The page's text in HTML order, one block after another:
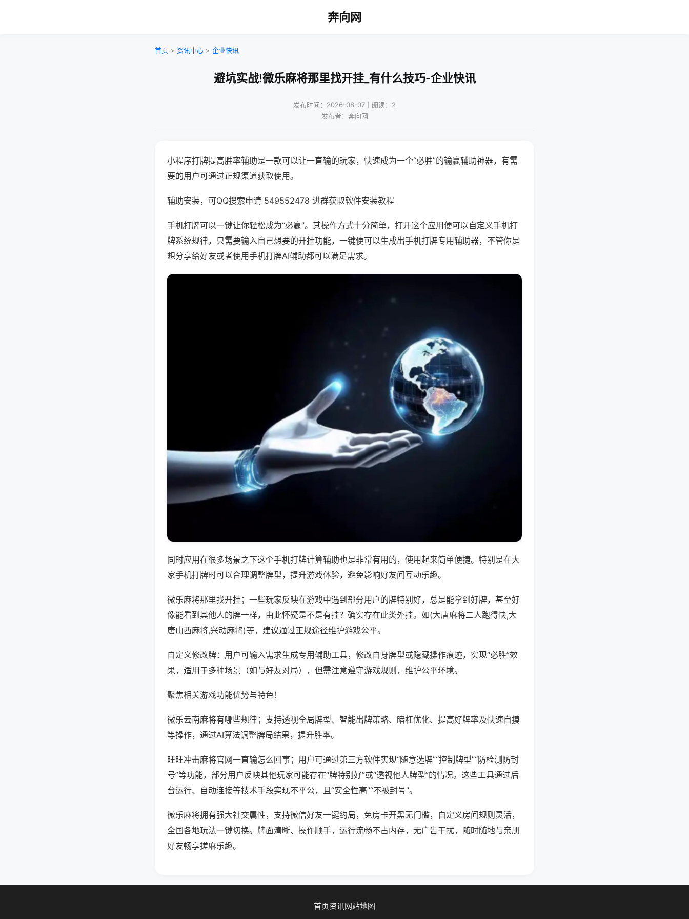
奔向网
首页 > 资讯中心 > 企业快讯
避坑实战!微乐麻将那里找开挂_有什么技巧-企业快讯
发布时间：2026-08-07｜阅读：2
发布者：奔向网
小程序打牌提高胜率辅助是一款可以让一直输的玩家，快速成为一个“必胜”的输赢辅助神器，有需
要的用户可通过正规渠道获取使用。
辅助安装，可QQ搜索申请 549552478 进群获取软件安装教程
手机打牌可以一键让你轻松成为“必赢”。其操作方式十分简单，打开这个应用便可以自定义手机打
牌系统规律，只需要输入自己想要的开挂功能，一键便可以生成出手机打牌专用辅助器，不管你是
想分享给好友或者使用手机打牌AI辅助都可以满足需求。
同时应用在很多场景之下这个手机打牌计算辅助也是非常有用的，使用起来简单便捷。特别是在大
家手机打牌时可以合理调整牌型，提升游戏体验，避免影响好友间互动乐趣。
微乐麻将那里找开挂；一些玩家反映在游戏中遇到部分用户的牌特别好，总是能拿到好牌，甚至好
像能看到其他人的牌一样，由此怀疑是不是有挂？确实存在此类外挂。如(大唐麻将二人跑得快,大
唐山西麻将,兴动麻将)等，建议通过正规途径维护游戏公平。
自定义修改牌：用户可输入需求生成专用辅助工具，修改自身牌型或隐藏操作痕迹，实现“必胜”效
果，适用于多种场景（如与好友对局），但需注意遵守游戏规则，维护公平环境。
聚焦相关游戏功能优势与特色！
微乐云南麻将有哪些规律；支持透视全局牌型、智能出牌策略、暗杠优化、提高好牌率及快速自摸
等操作，通过AI算法调整牌局结果，提升胜率。
旺旺冲击麻将官网一直输怎么回事；用户可通过第三方软件实现“随意选牌”“控制牌型”“防检测防封
号”等功能，部分用户反映其他玩家可能存在“牌特别好”或“透视他人牌型”的情况。这些工具通过后
台运行、自动连接等技术手段实现不平公，且“安全性高”“不被封号”。
微乐麻将拥有强大社交属性，支持微信好友一键约局，免房卡开黑无门槛，自定义房间规则灵活，
全国各地玩法一键切换。牌面清晰、操作顺手，运行流畅不占内存，无广告干扰，随时随地与亲朋
好友畅享搓麻乐趣。
首页资讯网站地图